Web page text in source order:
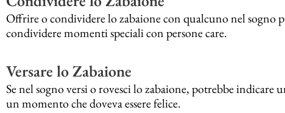
Offrire o condividere lo zabaione con qualcuno nel sogno
condividere momenti speciali con persone care.
Versare lo Zabaione
Se nel sogno versi o rovesci lo zabaione, potrebbe
un momento che doveva essere felice.